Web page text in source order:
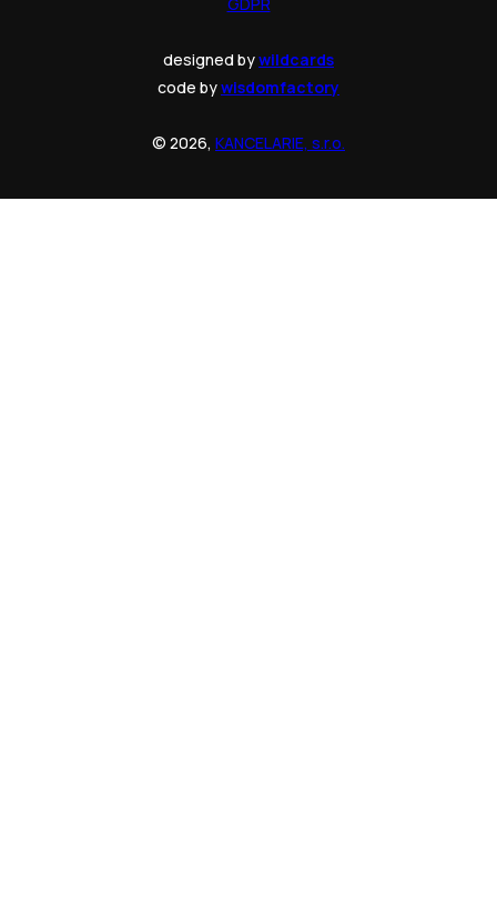
designed bywildcards
code bywisdomfactory
© 2026, KANCELARIE, s.r.o.